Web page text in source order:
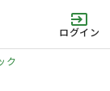
ログイン
ク